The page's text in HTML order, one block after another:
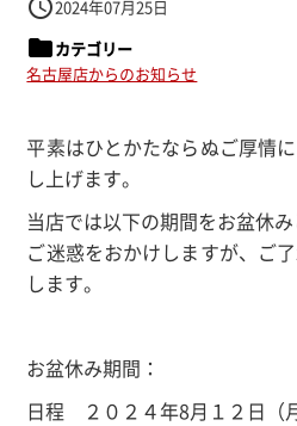
access_time2024年07月25日
folderカテゴリー
名古屋店からのお知らせ
平素はひとかたならぬご厚情
し上げます。
当店では以下の期間をお盆休
ご迷惑をおかけしますが、ご
します。
お盆休み期間：
日程 ２０２４年8月１２日（